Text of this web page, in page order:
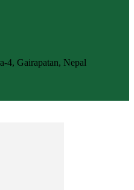
4, Gairapatan, Nepal